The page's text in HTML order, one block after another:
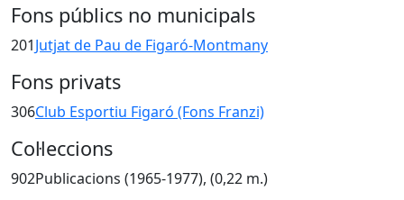
Fons públics no municipals
201Jutjat de Pau de Figaró-Montmany
Fons privats
306Club Esportiu Figaró (Fons Franzi)
Col·leccions
902Publicacions (1965-1977), (0,22 m.)